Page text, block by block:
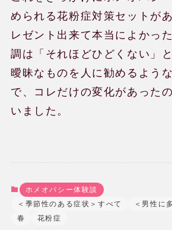
められる花粉症対策セットが
レゼント出来て本当によかっ
調は「それほどひどくない」
曖昧なものを人に勧めるよう
で、コレだけの変化があった
いました。
ホメオパシー体験談
＜季節性のある症状＞すべて
＜男性に
春
花粉症